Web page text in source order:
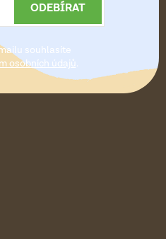
souhlasíte
osobních údajů.
ODEBÍRAT